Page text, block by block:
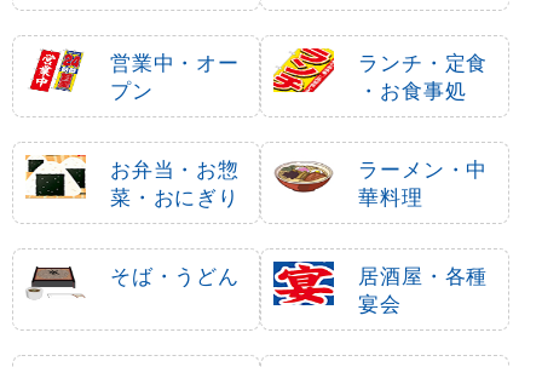
営業中・オー
プン
ランチ・定食
・お食事処
お弁当・お惣
菜・おにぎり
ラーメン・中
華料理
そば・うどん
居酒屋・各種
宴会